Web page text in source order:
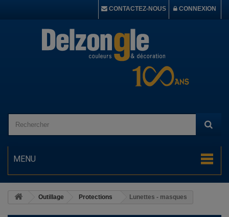
CONNEXION
CONTACTEZ-NOUS
MENU
Outillage Protections Lunettes - masques